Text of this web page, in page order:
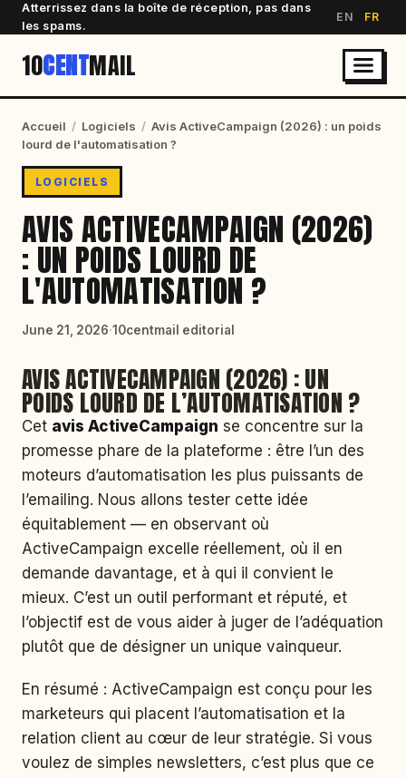
Atterrissez dans la boîte de réception, pas dans
les spams.
EN FR
10CENTMAIL
Accueil / Logiciels / Avis ActiveCampaign (2026) : un poids
lourd de l'automatisation ?
LOGICIELS
AVIS ACTIVECAMPAIGN (2026)
: UN POIDS LOURD DE
L'AUTOMATISATION ?
June 21, 2026·10centmail editorial
AVIS ACTIVECAMPAIGN (2026) : UN
POIDS LOURD DE L’AUTOMATISATION ?
Cet avis ActiveCampaign se concentre sur la
promesse phare de la plateforme : être l’un des
moteurs d’automatisation les plus puissants de
l’emailing. Nous allons tester cette idée
équitablement — en observant où
ActiveCampaign excelle réellement, où il en
demande davantage, et à qui il convient le
mieux. C’est un outil performant et réputé, et
l’objectif est de vous aider à juger de l’adéquation
plutôt que de désigner un unique vainqueur.
En résumé : ActiveCampaign est conçu pour les
marketeurs qui placent l’automatisation et la
relation client au cœur de leur stratégie. Si vous
voulez de simples newsletters, c’est plus que ce